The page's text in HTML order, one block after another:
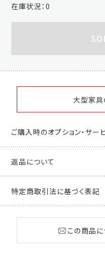
在庫状況：0
大型家具
ご購入時のオプション・サー
返品について
特定商取引法に基づく表記
この商品